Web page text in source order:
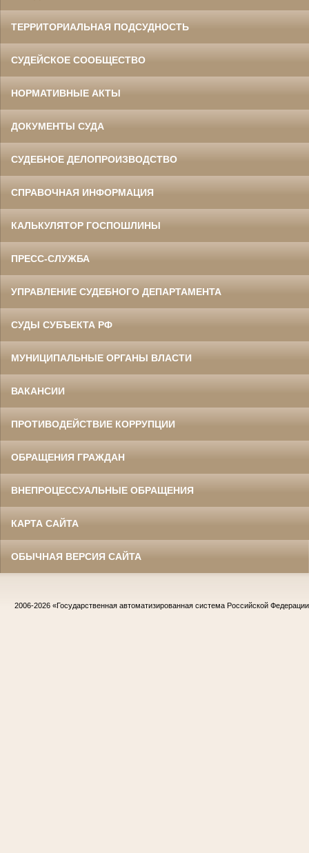
ТЕРРИТОРИАЛЬНАЯ ПОДСУДНОСТЬ
СУДЕЙСКОЕ СООБЩЕСТВО
НОРМАТИВНЫЕ АКТЫ
ДОКУМЕНТЫ СУДА
СУДЕБНОЕ ДЕЛОПРОИЗВОДСТВО
СПРАВОЧНАЯ ИНФОРМАЦИЯ
КАЛЬКУЛЯТОР ГОСПОШЛИНЫ
ПРЕСС-СЛУЖБА
УПРАВЛЕНИЕ СУДЕБНОГО ДЕПАРТАМЕНТА
СУДЫ СУБЪЕКТА РФ
МУНИЦИПАЛЬНЫЕ ОРГАНЫ ВЛАСТИ
ВАКАНСИИ
ПРОТИВОДЕЙСТВИЕ КОРРУПЦИИ
ОБРАЩЕНИЯ ГРАЖДАН
ВНЕПРОЦЕССУАЛЬНЫЕ ОБРАЩЕНИЯ
КАРТА САЙТА
ОБЫЧНАЯ ВЕРСИЯ САЙТА
2006-2026 «Государственная автоматизированная система Российской